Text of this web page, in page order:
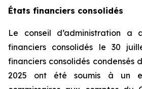
États financiers consolidés
Le conseil d’administration a
financiers consolidés le 30
financiers consolidés condensés
2025 ont été soumis à un